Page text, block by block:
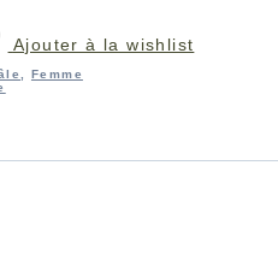
Ajouter à la wishlist
Femme